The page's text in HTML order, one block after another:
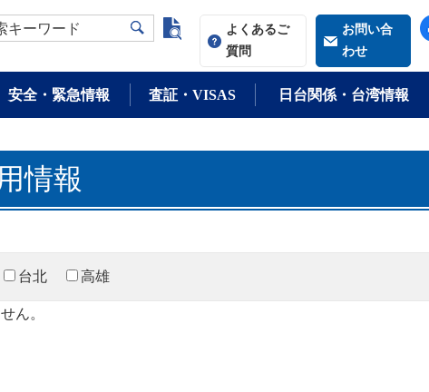
キーワード よく検索される語
よくあるご
質問
お問い合
わせ
安全・緊急情報 査証・VISAS 日台関係・台湾情報
情報
台北 高雄
ん。